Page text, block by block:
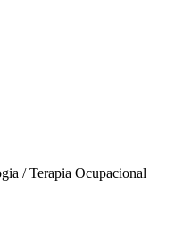
/ Terapia Ocupacional